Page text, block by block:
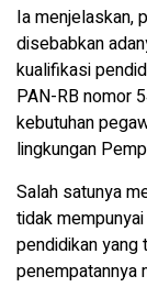
Ia menjelaskan,
disebabkan
kualifikasi
PAN-RB nomor
kebutuhan
lingkungan
Salah satunya
tidak
pendidikan yang
penempatannya